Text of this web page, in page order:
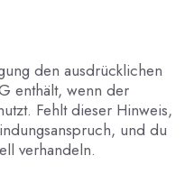
den ausdrücklichen
enthält, wenn der
Fehlt dieser Hinweis,
und du
verhandeln.